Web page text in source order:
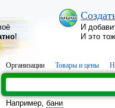
!
И
И это
Организации Товары и цены
Например, бани